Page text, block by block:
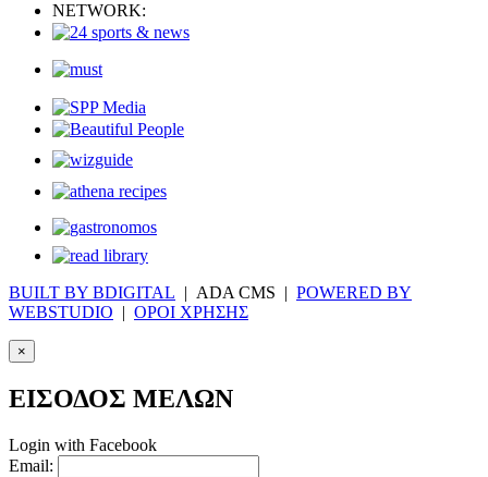
NETWORK:
BUILT BY BDIGITAL | ADA CMS | POWERED BY
WEBSTUDIO | ΟΡΟΙ ΧΡΗΣΗΣ
×
ΕΙΣΟΔΟΣ ΜΕΛΩΝ
Login with Facebook
Email: